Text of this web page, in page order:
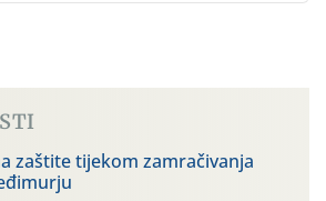
zaštite tijekom zamračivanja